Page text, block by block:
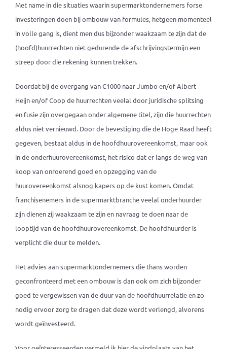
Met name in die situaties waarin supermarktondernemers forse
investeringen doen bij ombouw van formules, hetgeen momenteel
in volle gang is, dient men dus bijzonder waakzaam te zijn dat de
(hoofd)huurrechten niet gedurende de afschrijvingstermijn een
streep door die rekening kunnen trekken.
Doordat bij de overgang van C1000 naar Jumbo en/of Albert
Heijn en/of Coop de huurrechten veelal door juridische splitsing
en fusie zijn overgegaan onder algemene titel, zijn die huurrechten
aldus niet vernieuwd. Door de bevestiging die de Hoge Raad heeft
gegeven, bestaat aldus in de hoofdhuurovereenkomst, maar ook
in de onderhuurovereenkomst, het risico dat er langs de weg van
koop van onroerend goed en opzegging van de
huurovereenkomst alsnog kapers op de kust komen. Omdat
franchisenemers in de supermarktbranche veelal onderhuurder
zijn dienen zij waakzaam te zijn en navraag te doen naar de
looptijd van de hoofdhuurovereenkomst. De hoofdhuurder is
verplicht die duur te melden.
Het advies aan supermarktondernemers die thans worden
geconfronteerd met een ombouw is dan ook om zich bijzonder
goed te vergewissen van de duur van de hoofdhuurrelatie en zo
nodig ervoor zorg te dragen dat deze wordt verlengd, alvorens
wordt geïnvesteerd.